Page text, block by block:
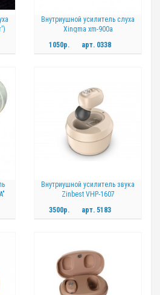
Внутриушной усилитель слуха
Xingma xm-900a
1050р.
арт. 0338
Внутриушной усилитель звука
Zinbest VHP-1607
3500р.
арт. 5183